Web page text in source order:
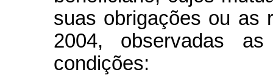
suas obrigações ou as
2004, observadas
condições: